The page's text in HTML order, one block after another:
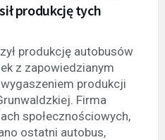
produkcję tych
produkcję autobusów
z zapowiedzianym
produkcji
Firma
społecznościowych,
ostatni autobus,